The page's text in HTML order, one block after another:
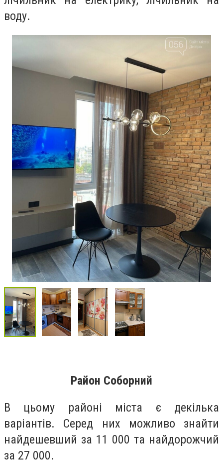
воду.
Район Соборний
В цьому районі міста є декілька
варіантів. Серед них можливо знайти
найдешевший за 11 000 та найдорожчий
за 27 000.